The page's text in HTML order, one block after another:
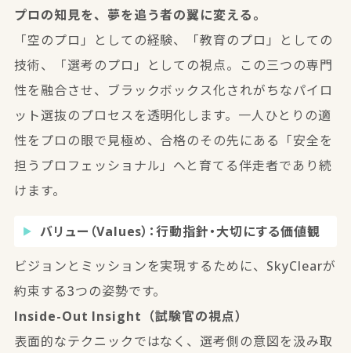
プロの知見を、夢を追う者の翼に変える。
「空のプロ」としての経験、「教育のプロ」としての
技術、「選考のプロ」としての視点。この三つの専門
性を融合させ、ブラックボックス化されがちなパイロ
ット選抜のプロセスを透明化します。一人ひとりの適
性をプロの眼で見極め、合格のその先にある「安全を
担うプロフェッショナル」へと育てる伴走者であり続
けます。
バリュー（Values）：行動指針・大切にする価値観
ビジョンとミッションを実現するために、SkyClearが
約束する3つの姿勢です。
Inside-Out Insight（試験官の視点）
表面的なテクニックではなく、選考側の意図を汲み取